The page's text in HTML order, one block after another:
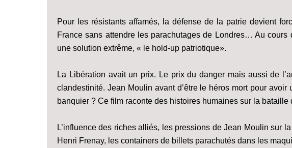
Pour les résistants affamés, la défense de la patrie devient
France sans attendre les parachutages de Londres… Au cours
une solution extrême, « le hold-up patriotique».
La Libération avait un prix. Le prix du danger mais aussi de
clandestinité. Jean Moulin avant d’être le héros mort pour
banquier ? Ce film raconte des histoires humaines sur la bataille
L’influence des riches alliés, les pressions de Jean Moulin sur
Henri Frenay, les containers de billets parachutés dans les